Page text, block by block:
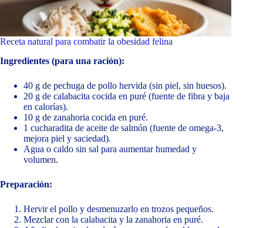
Receta natural para combatir la obesidad felina
Ingredientes (para una ración):
40 g de pechuga de pollo hervida (sin piel, sin huesos).
20 g de calabacita cocida en puré (fuente de fibra y baja
en calorías).
10 g de zanahoria cocida en puré.
1 cucharadita de aceite de salmón (fuente de omega-3,
mejora piel y saciedad).
Agua o caldo sin sal para aumentar humedad y
volumen.
Preparación:
Hervir el pollo y desmenuzarlo en trozos pequeños.
Mezclar con la calabacita y la zanahoria en puré.